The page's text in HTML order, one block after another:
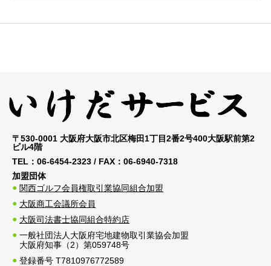
〒530-0001 大阪府大阪市北区梅田1丁目2番2号400大阪駅前第2
ビル4階
TEL： 06-6454-2323 / FAX： 06-6940-7318
加盟団体
関西ゴルフ会員権取引業協同組合加盟
大阪商工会議所会員
大阪司法書士協同組合特約店
一般社団法人大阪府宅地建物取引業協会加盟
大阪府知事（2）第059748号
登録番号 T7810976772589